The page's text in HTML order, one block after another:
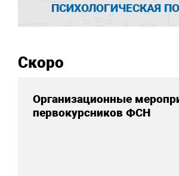
ПСИХОЛОГИЧЕСКАЯ
Скоро
Организационные
первокурсников ФСН